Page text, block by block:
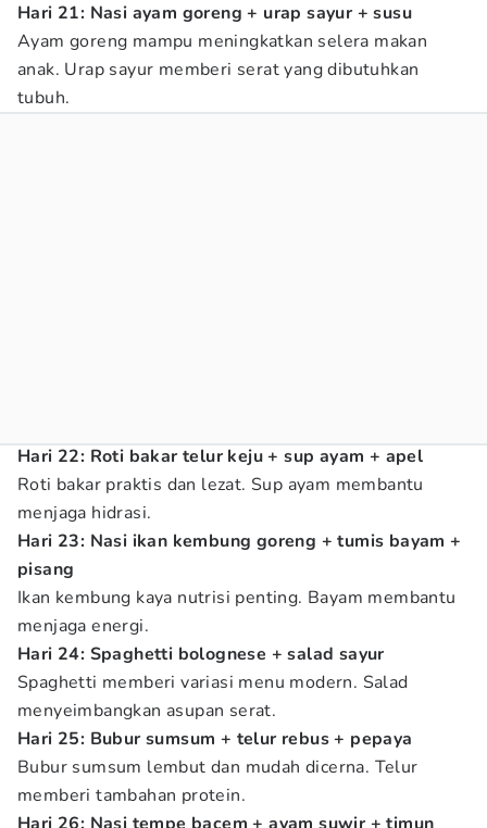
Hari 21: Nasi ayam goreng + urap sayur + susu
Ayam goreng mampu meningkatkan selera makan
anak. Urap sayur memberi serat yang dibutuhkan
tubuh.
Hari 22: Roti bakar telur keju + sup ayam + apel
Roti bakar praktis dan lezat. Sup ayam membantu
menjaga hidrasi.
Hari 23: Nasi ikan kembung goreng + tumis bayam +
pisang
Ikan kembung kaya nutrisi penting. Bayam membantu
menjaga energi.
Hari 24: Spaghetti bolognese + salad sayur
Spaghetti memberi variasi menu modern. Salad
menyeimbangkan asupan serat.
Hari 25: Bubur sumsum + telur rebus + pepaya
Bubur sumsum lembut dan mudah dicerna. Telur
memberi tambahan protein.